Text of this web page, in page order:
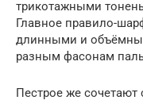
трикотажными
Главное правило-
длинными и
разным фасонам
Пестрое же